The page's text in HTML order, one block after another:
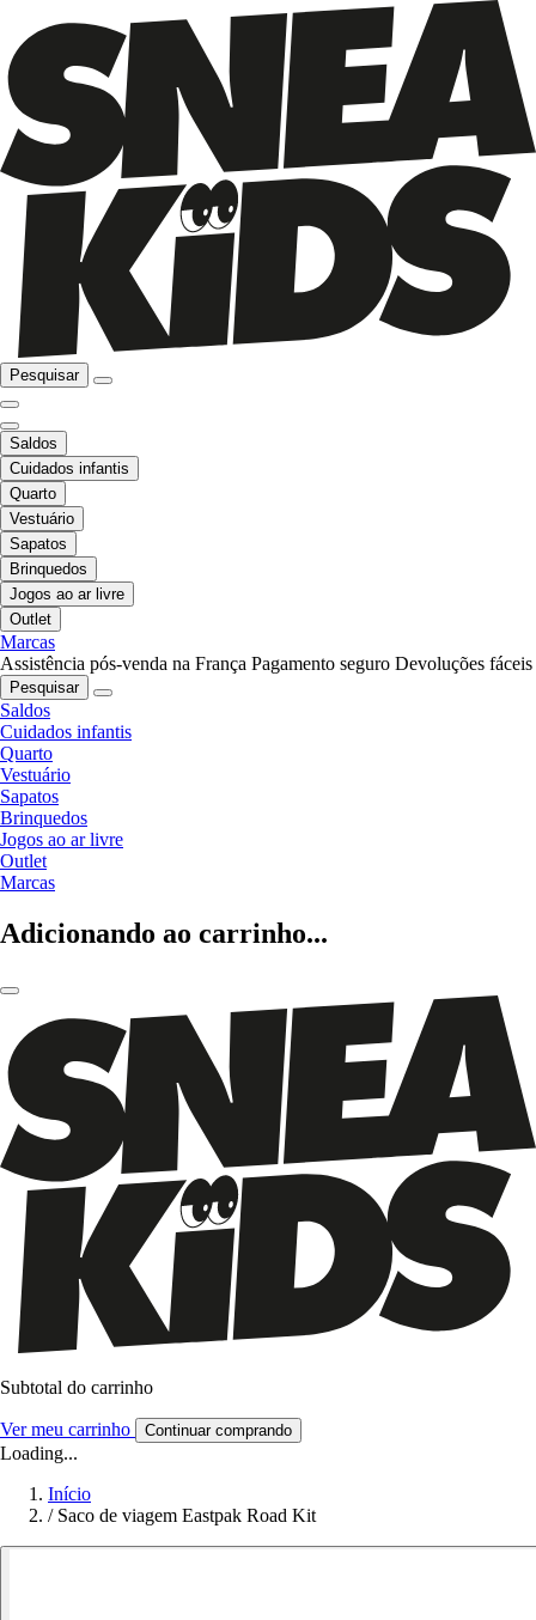
Pesquisar
Saldos
Cuidados infantis
Quarto
Vestuário
Sapatos
Brinquedos
Jogos ao ar livre
Outlet
Marcas
Assistência pós-venda na França Pagamento seguro Devoluções fáceis
Pesquisar
Saldos
Cuidados infantis
Quarto
Vestuário
Sapatos
Brinquedos
Jogos ao ar livre
Outlet
Marcas
Adicionando ao carrinho...
Subtotal do carrinho
Ver meu carrinho Continuar comprando
Loading...
Início
/ Saco de viagem Eastpak Road Kit